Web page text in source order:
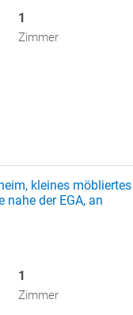
1
Zimmer
kleines möbliertes
der EGA, an
1
Zimmer